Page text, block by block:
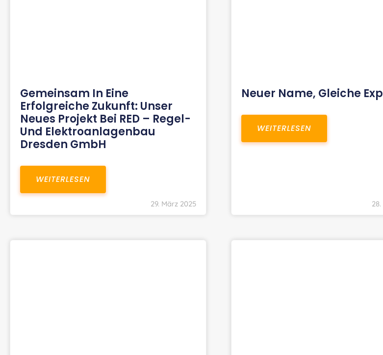
Gemeinsam In Eine
Erfolgreiche Zukunft: Unser
Neues Projekt Bei RED – Regel-
Und Elektroanlagenbau
Dresden GmbH
WEITERLESEN
29. März 2025
Neuer Name, Gleiche
WEITERLESEN